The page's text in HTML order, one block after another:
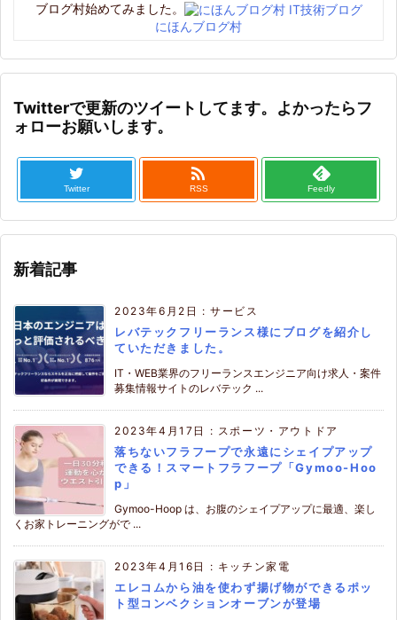
ブログ村始めてみました。
にほんブログ村
Twitterで更新のツイートしてます。よかったらフ
ォローお願いします。
Twitter

RSS Feedly
新着記事
2023年6月2日 :サービス
レバテックフリーランス様にブログを紹介し
ていただきました。
IT・WEB業界のフリーランスエンジニア向け求人・案件
募集情報サイトのレバテック ...
2023年4月17日 : スポーツ・アウトドア
落ちないフラフープで永遠にシェイプアップ
できる！スマートフラフープ「Gymoo-Hoo
p」
Gymoo-Hoop は、お腹のシェイプアップに最適、楽し
くお家トレーニングがで ...
2023年4月16日 : キッチン家電
エレコムから油を使わず揚げ物ができるポッ
ト型コンベクションオーブンが登場